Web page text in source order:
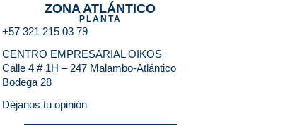
ZONA ATLÁNTICO
PLANTA
+57 321 215 03 79
CENTRO EMPRESARIAL OIKOS
Calle 4 # 1H – 247 Malambo-Atlántico
Bodega 28
Déjanos tu opinión